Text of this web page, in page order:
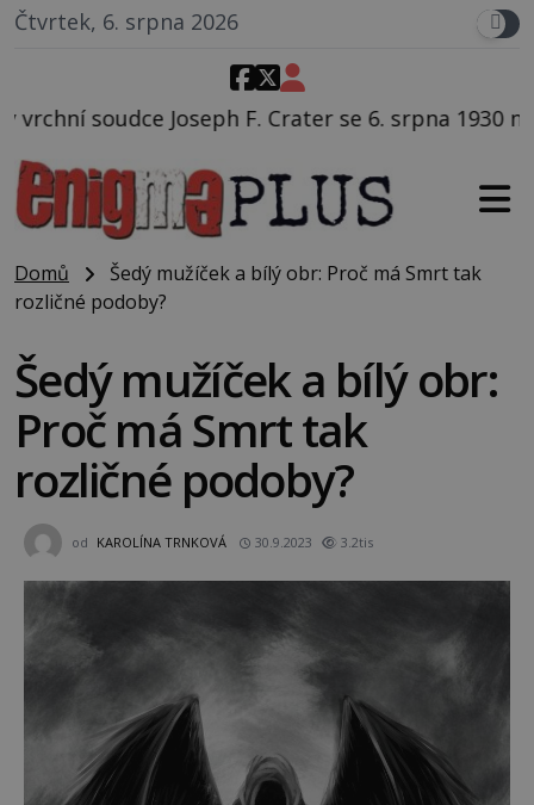
Čtvrtek, 6. srpna 2026
F. Crater se 6. srpna 1930 navečeří ve své
Domů
Šedý mužíček a bílý obr: Proč má Smrt tak
rozličné podoby?
Šedý mužíček a bílý obr:
Proč má Smrt tak
rozličné podoby?
od KAROLÍNA TRNKOVÁ 30.9.2023 3.2tis